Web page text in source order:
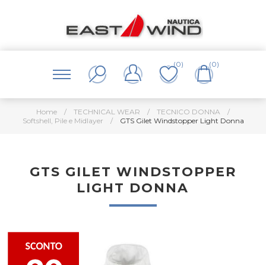
(0) (0)
Home / TECHNICAL WEAR / TECNICO DONNA
/
Softshell, Pile e Midlayer
/ GTS Gilet Windstopper Light Donna
GTS GILET WINDSTOPPER
LIGHT DONNA